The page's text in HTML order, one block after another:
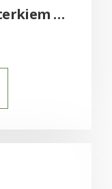
Ramka na zdjęcie z lusterkiem – serce walentynki